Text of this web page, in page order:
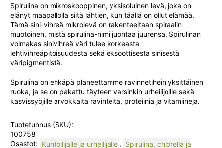
oli:
12,90 €.
on:
8,90 €.
Spirulina on mikroskooppinen, yksisoluinen levä, joka on
elänyt maapallolla siitä lähtien, kun täällä on ollut elämää.
Tämä sini-vihreä mikrolevä on rakenteeltaan spiraalin
muotoinen, mistä spirulina-nimi juontaa juurensa. Spirulinan
voimakas sinivihreä väri tulee korkeasta
lehtivihreäpitoisuudesta sekä eksoottisesta sinisestä
väripigmentistä.
Spirulina on ehkäpä planeettamme ravinnetihein yksittäinen
ruoka, ja se on pakattu täyteen varsinkin urheilijoille sekä
kasvissyöjille arvokkaita ravinteita, proteiinia ja vitamiineja.
Tuotetunnus (SKU):
100758
Osastot: Kuntoilijalle ja urheilijalle , Spirulina, chlorella ja